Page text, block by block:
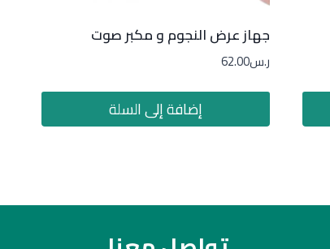
جهاز عرض النجوم و مكبر صوت
ر.س62.00
إضافة إلى السلة